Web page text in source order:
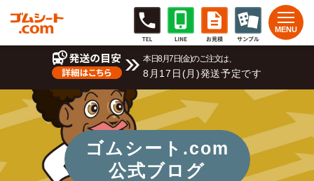
本日8月7日(金)のご注文は、
8月17日(月)発送予定です
ゴムシート.com
公式ブログ